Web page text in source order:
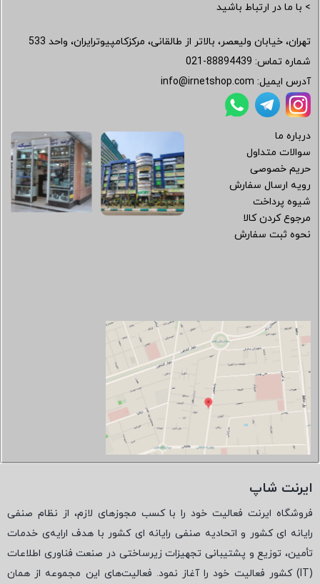
> با ما در ارتباط باشید
تهران، خیابان ولیعصر، بالاتر از طالقانی، مرکزکامپیوترایران، واحد 533
شماره تماس: 021-88894439
آدرس ایمیل: info@irnetshop.com
درباره ما
سوالات متداول
حریم خصوصی
رویه ارسال سفارش
شیوه پرداخت
مرجوع کردن کالا
نحوه ثبت سفارش
ایرنت شاپ
فروشگاه ایرنت فعالیت خود را با کسب مجوزهای لازم، از نظام صنفی
رایانه ای کشور و اتحادیه صنفی رایانه ای کشور با هدف ارایه‌ی خدمات
تأمین، توزیع و پشتیبانی تجهیزات زیرساختی در صنعت فناوری اطلاعات
(
IT) کشور فعالیت خود را آغاز نمود. فعالیت‌های این مجموعه از همان